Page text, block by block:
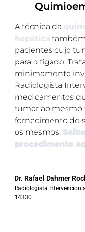
A técnica da
hepática
pacientes cujo
para o fígado.
minimamente
Radiologista
medicamentos
tumor ao
fornecimento de
os mesmos.
procedimento
Dr. Rafael Dahmer
Radiologista
14330